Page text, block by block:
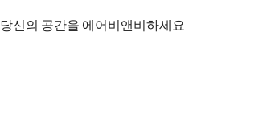
당신의 공간을 에어비앤비하세요